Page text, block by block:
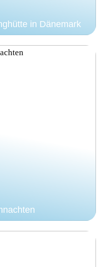
in Dänemark